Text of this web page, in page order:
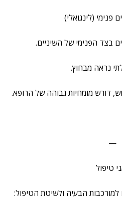
בצד הפנימי של השיניים.
נראה מבחוץ.
דורש מומחיות גבוהה של הרופא.
—
טיפול
הבעיה ולשיטת הטיפול: